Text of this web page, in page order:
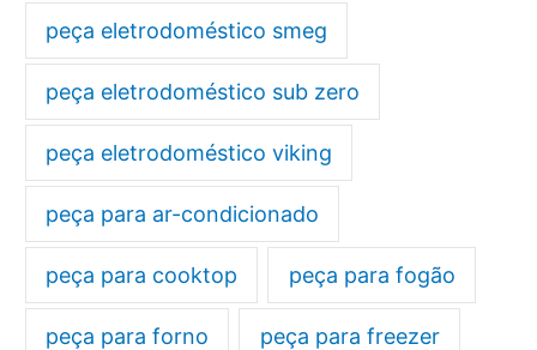
peça eletrodoméstico smeg
peça eletrodoméstico sub zero
peça eletrodoméstico viking
peça para ar-condicionado
peça para cooktop peça para fogão
peça para forno peça para freezer